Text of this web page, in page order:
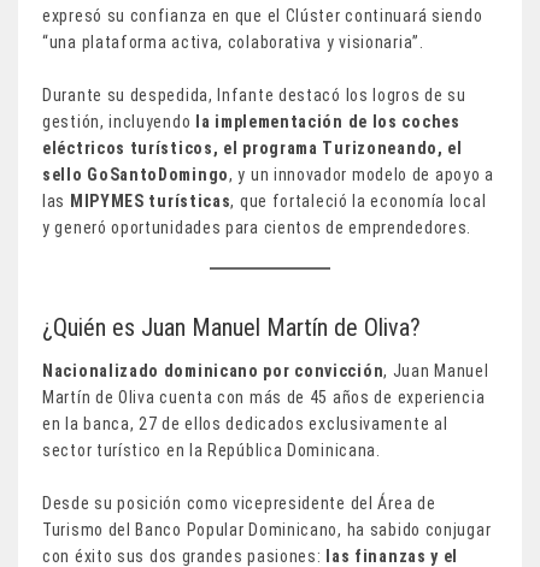
expresó su confianza en que el Clúster continuará siendo
“una plataforma activa, colaborativa y visionaria”.
Durante su despedida, Infante destacó los logros de su
gestión, incluyendo
la implementación de los coches
eléctricos turísticos, el programa Turizoneando, el
sello GoSantoDomingo, y un innovador modelo de apoyo a
las MIPYMES turísticas, que fortaleció la economía local
y generó oportunidades para cientos de emprendedores.
¿Quién es Juan Manuel Martín de Oliva?
Nacionalizado dominicano por convicción, Juan Manuel
Martín de Oliva cuenta con más de 45 años de experiencia
en la banca, 27 de ellos dedicados exclusivamente al
sector turístico en la República Dominicana.
Desde su posición como vicepresidente del Área de
Turismo del Banco Popular Dominicano, ha sabido conjugar
con éxito sus dos grandes pasiones:
las finanzas y el